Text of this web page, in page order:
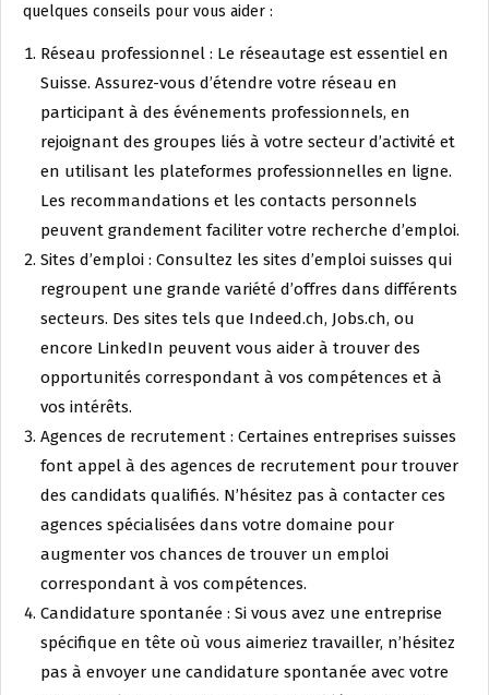
quelques conseils pour vous aider :
Réseau professionnel : Le réseautage est essentiel en
Suisse. Assurez-vous d’étendre votre réseau en
participant à des événements professionnels, en
rejoignant des groupes liés à votre secteur d’activité et
en utilisant les plateformes professionnelles en ligne.
Les recommandations et les contacts personnels
peuvent grandement faciliter votre recherche d’emploi.
Sites d’emploi : Consultez les sites d’emploi suisses qui
regroupent une grande variété d’offres dans différents
secteurs. Des sites tels que Indeed.ch, Jobs.ch, ou
encore LinkedIn peuvent vous aider à trouver des
opportunités correspondant à vos compétences et à
vos intérêts.
Agences de recrutement : Certaines entreprises suisses
font appel à des agences de recrutement pour trouver
des candidats qualifiés. N’hésitez pas à contacter ces
agences spécialisées dans votre domaine pour
augmenter vos chances de trouver un emploi
correspondant à vos compétences.
Candidature spontanée : Si vous avez une entreprise
spécifique en tête où vous aimeriez travailler, n’hésitez
pas à envoyer une candidature spontanée avec votre